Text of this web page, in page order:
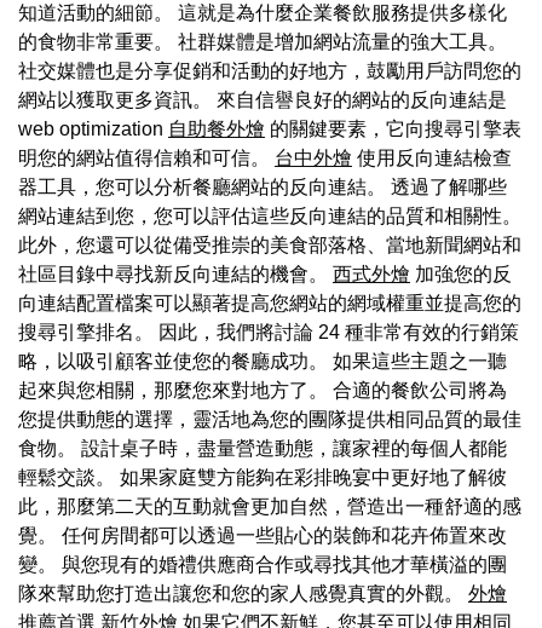
知道活動的細節。 這就是為什麼企業餐飲服務提供多樣化
的食物非常重要。 社群媒體是增加網站流量的強大工具。
社交媒體也是分享促銷和活動的好地方，鼓勵用戶訪問您的
網站以獲取更多資訊。 來自信譽良好的網站的反向連結是
web optimization 自助餐外燴 的關鍵要素，它向搜尋引擎表
明您的網站值得信賴和可信。 台中外燴 使用反向連結檢查
器工具，您可以分析餐廳網站的反向連結。 透過了解哪些
網站連結到您，您可以評估這些反向連結的品質和相關性。
此外，您還可以從備受推崇的美食部落格、當地新聞網站和
社區目錄中尋找新反向連結的機會。 西式外燴 加強您的反
向連結配置檔案可以顯著提高您網站的網域權重並提高您的
搜尋引擎排名。 因此，我們將討論 24 種非常有效的行銷策
略，以吸引顧客並使您的餐廳成功。 如果這些主題之一聽
起來與您相關，那麼您來對地方了。 合適的餐飲公司將為
您提供動態的選擇，靈活地為您的團隊提供相同品質的最佳
食物。 設計桌子時，盡量營造動態，讓家裡的每個人都能
輕鬆交談。 如果家庭雙方能夠在彩排晚宴中更好地了解彼
此，那麼第二天的互動就會更加自然，營造出一種舒適的感
覺。 任何房間都可以透過一些貼心的裝飾和花卉佈置來改
變。 與您現有的婚禮供應商合作或尋找其他才華橫溢的團
隊來幫助您打造出讓您和您的家人感覺真實的外觀。 外燴
推薦首選 新竹外燴 如果它們不新鮮，您甚至可以使用相同